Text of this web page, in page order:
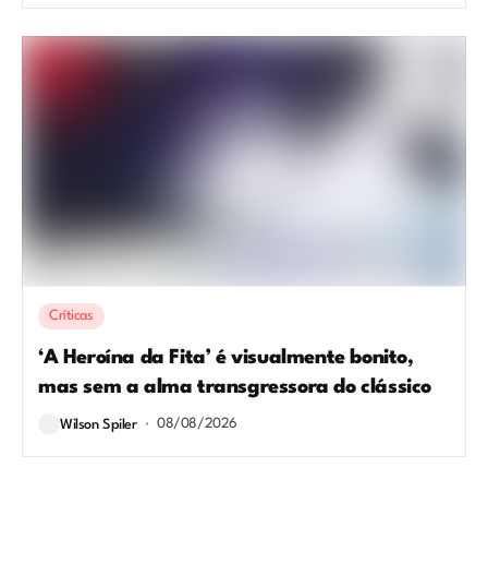
Críticas
‘A Heroína da Fita’ é visualmente bonito,
mas sem a alma transgressora do clássico
Wilson Spiler 08/08/2026